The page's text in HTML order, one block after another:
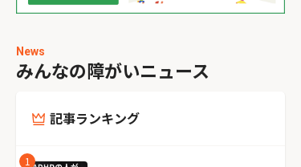
News
みんなの障がいニュース
記事ランキング